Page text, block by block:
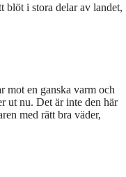
blöt i stora delar av landet,
mot en ganska varm och
ut nu. Det är inte den här
med rätt bra väder,